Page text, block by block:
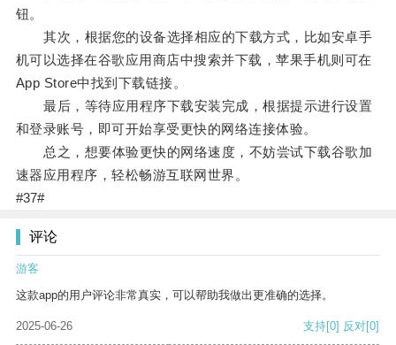
钮。
其次，根据您的设备选择相应的下载方式，比如安卓手
机可以选择在谷歌应用商店中搜索并下载，苹果手机则可在
App Store中找到下载链接。
最后，等待应用程序下载安装完成，根据提示进行设置
和登录账号，即可开始享受更快的网络连接体验。
总之，想要体验更快的网络速度，不妨尝试下载谷歌加
速器应用程序，轻松畅游互联网世界。
#37#
评论
游客
这款app的用户评论非常真实，可以帮助我做出更准确的选择。
2025-06-26 支持[0] 反对[0]